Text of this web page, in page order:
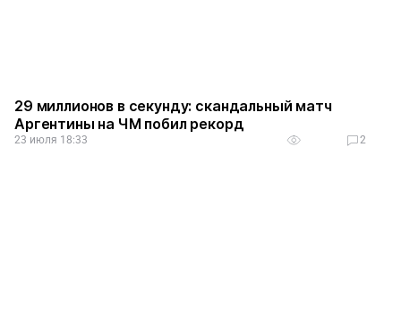
29 миллионов в секунду: скандальный матч
Аргентины на ЧМ побил рекорд
23 июля 18:33 2